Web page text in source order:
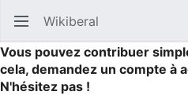
Ouvrir le menu principal Wikiberal
Vous pouvez contribuer
cela, demandez un compte à
N'hésitez pas !